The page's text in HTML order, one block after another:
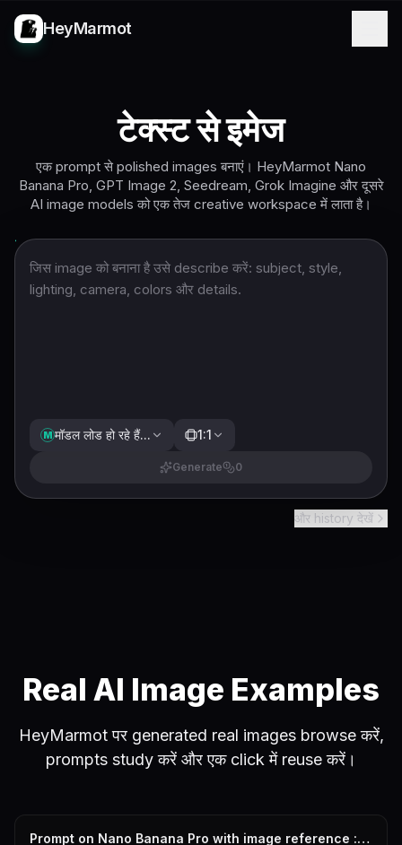
HeyMarmot
टेक्स्ट से इमेज
एक prompt से polished images बनाएं। HeyMarmot Nano
Banana Pro, GPT Image 2, Seedream, Grok Imagine और दूसरे
AI image models को एक तेज creative workspace में लाता है।
M मॉडल लोड हो रहे हैं... 1:1
Generate 0
और history देखें
Real AI Image Examples
HeyMarmot पर generated real images browse करें,
prompts study करें और एक click में reuse करें।
Prompt on Nano Banana Pro with image reference :